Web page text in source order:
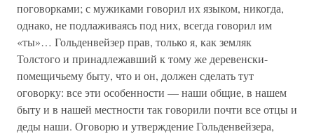
поговорками; с мужиками говорил их языком, никогда,
однако, не подлаживаясь под них, всегда говорил им
«ты»… Гольденвейзер прав, только я, как земляк
Толстого и принадлежавший к тому же деревенски-
помещичьему быту, что и он, должен сделать тут
оговорку: все эти особенности — наши общие, в нашем
быту и в нашей местности так говорили почти все отцы и
деды наши. Оговорю и утверждение Гольденвейзера,